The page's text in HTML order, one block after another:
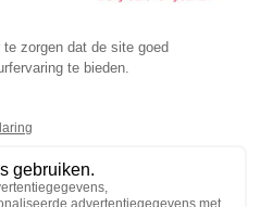
Facebook
YouTube
van persoonlijke gegevens